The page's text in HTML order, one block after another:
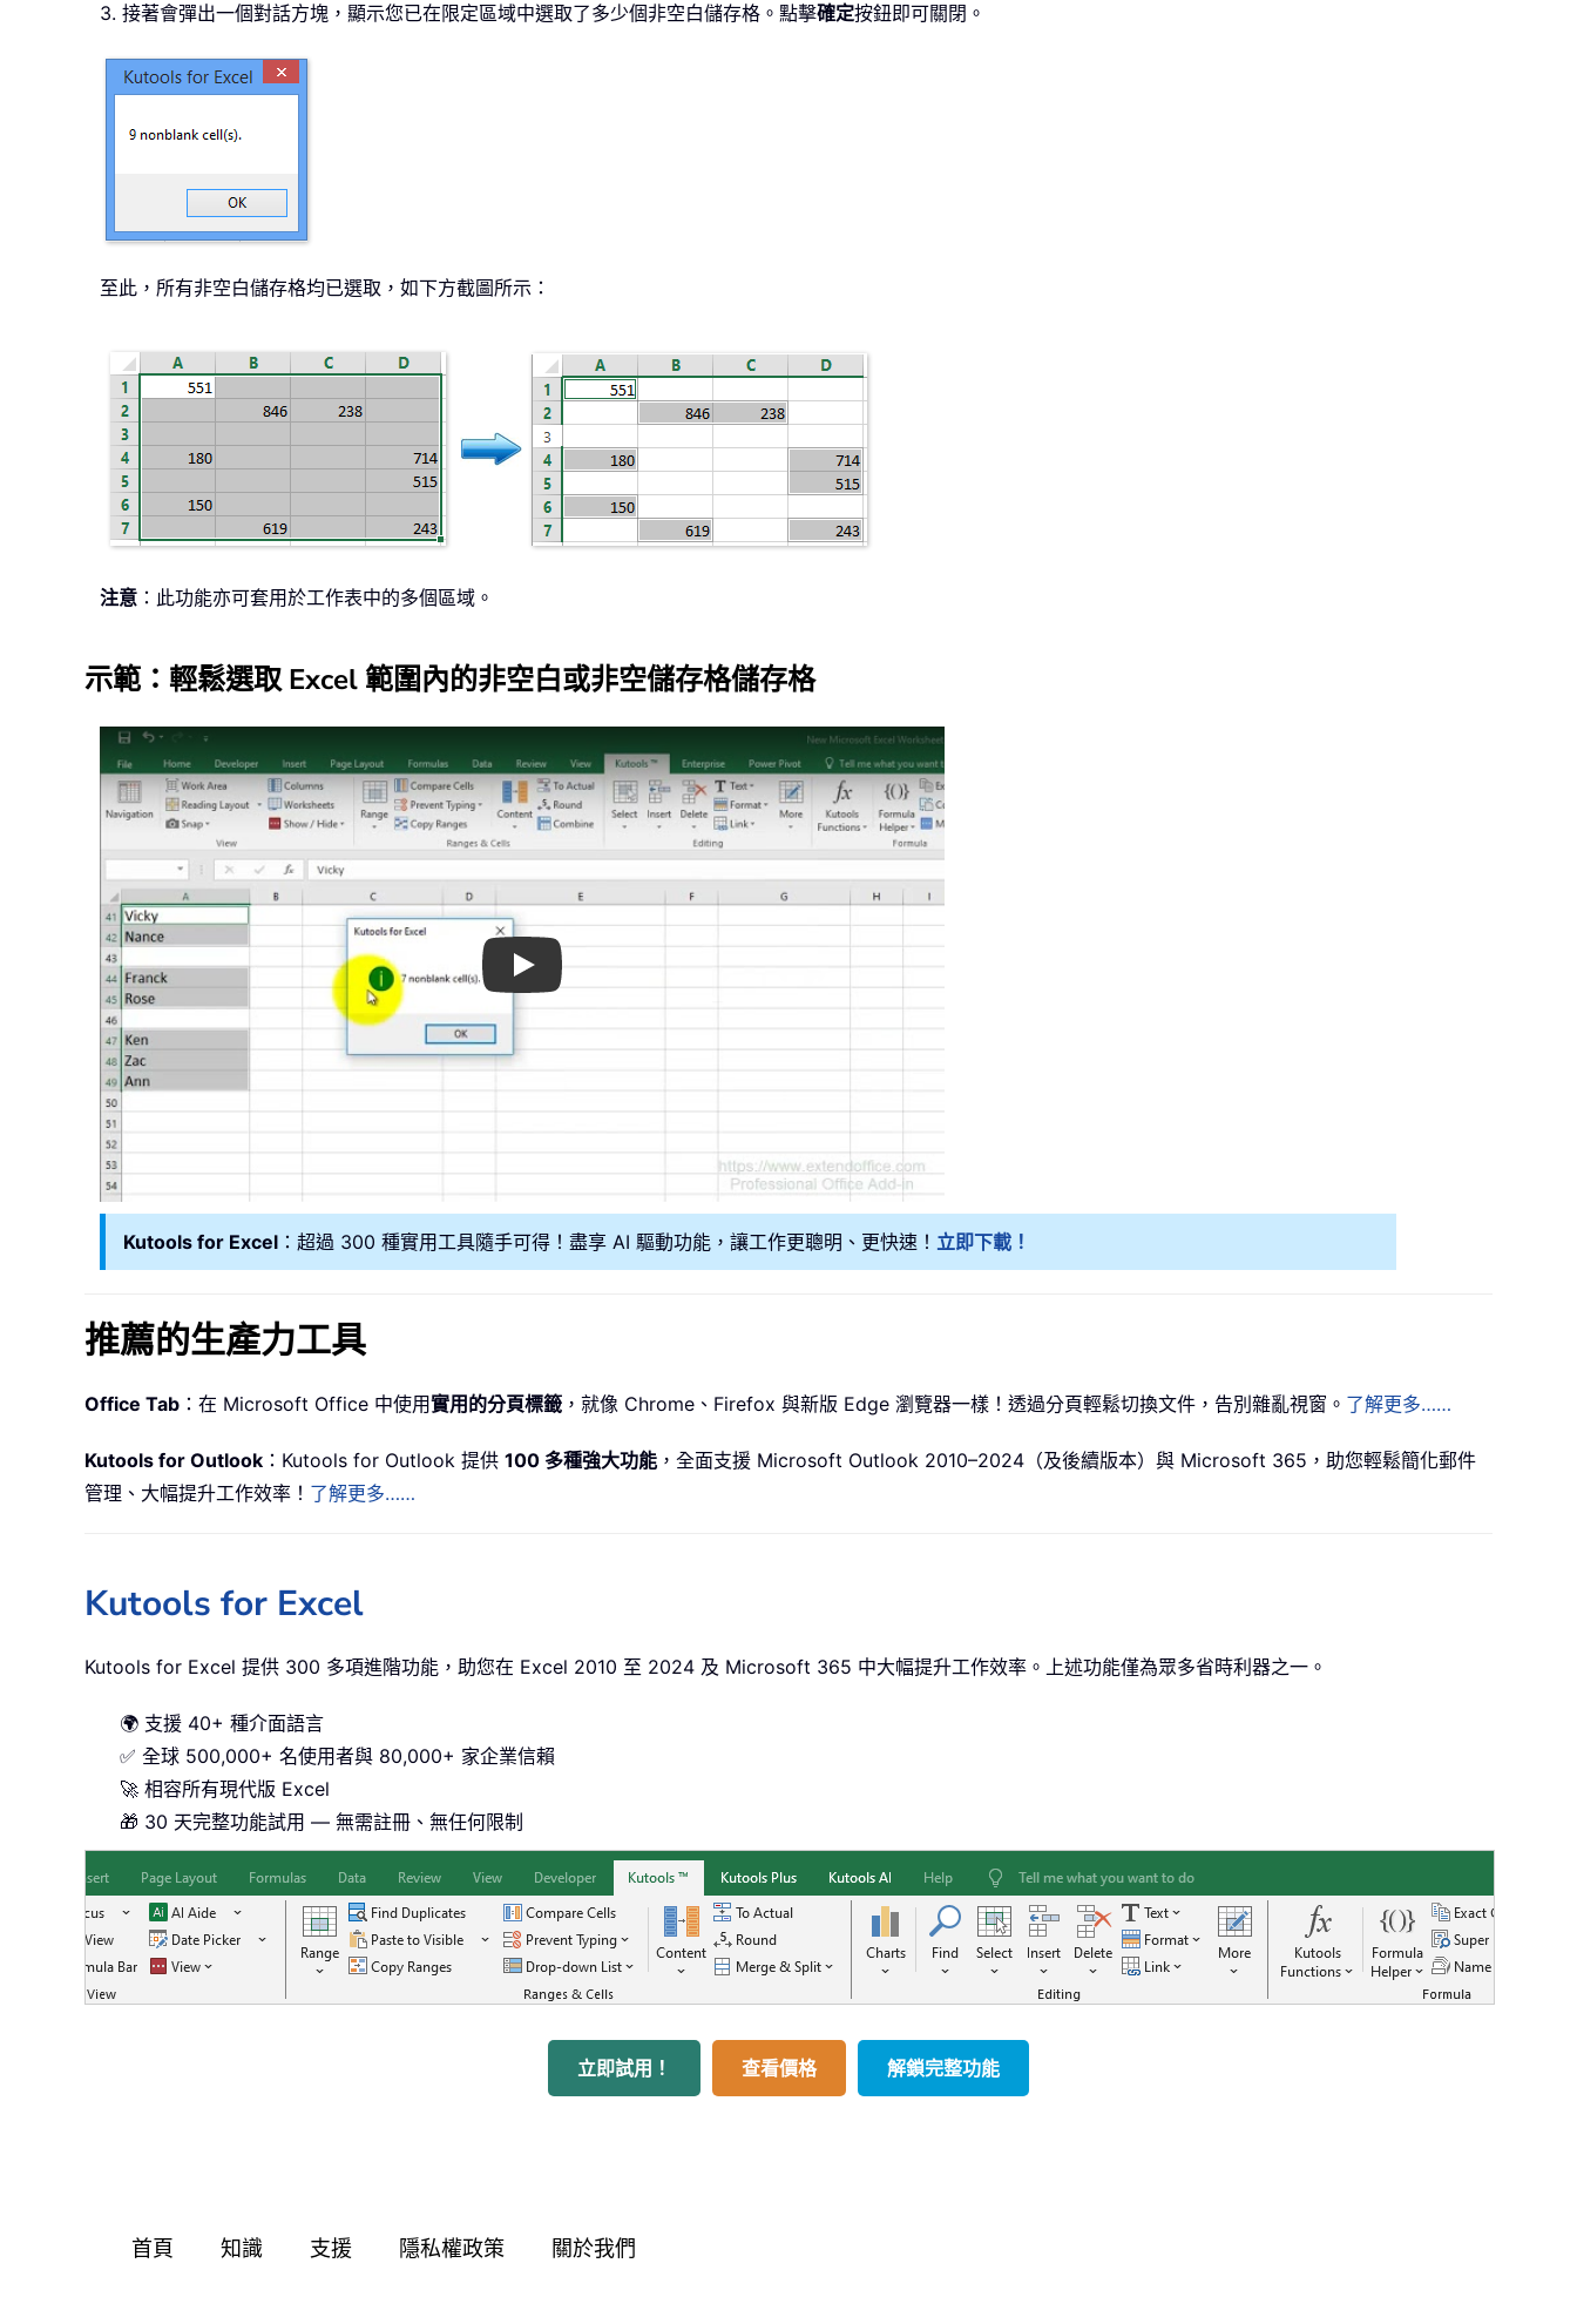
3. 接著會彈出一個對話方塊，顯示您已在限定區域中選取了多少個非空白儲存格。點擊確定按鈕即可關閉。
至此，所有非空白儲存格均已選取，如下方截圖所示：
注意 ：此功能亦可套用於工作表中的多個區域。
示範：輕鬆選取 Excel 範圍內的非空白或非空儲存格儲存格
Play
Kutools for Excel ：超過 300 種實用工具隨手可得！盡享 AI 驅動功能，讓工作更聰明、更快速！ 立即下載！
推薦的生產力工具
Office Tab ：在 Microsoft Office 中使用實用的分頁標籤 ，就像 Chrome、Firefox 與新版 Edge 瀏覽器一樣！透過分頁輕鬆切換文件，告別雜亂視窗。 了解更多……
Kutools for Outlook ：Kutools for Outlook 提供 100 多種強大功能 ，全面支援 Microsoft Outlook 2010–2024（及後續版本）與 Microsoft 365，助您輕鬆簡化郵件
管理、大幅提升工作效率！ 了解更多……
Kutools for Excel
Kutools for Excel 提供 300 多項進階功能，助您在 Excel 2010 至 2024 及 Microsoft 365 中大幅提升工作效率。上述功能僅為眾多省時利器之一。
🌍 支援 40+ 種介面語言
✅ 全球 500,000+ 名使用者與 80,000+ 家企業信賴
🚀 相容所有現代版 Excel
🎁 30 天完整功能試用 — 無需註冊、無任何限制
立即試用！ 查看價格 解鎖完整功能
首頁 知識 支援 隱私權政策 關於我們